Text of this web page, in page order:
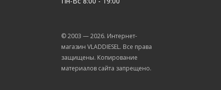
© 2003 —2026. Интернет-
магазин VLADDIESEL. Все права
защищены. Копирование
материалов сайта запрещено.